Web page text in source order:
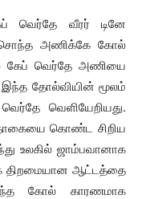
வெர்தே வீரர் டினே
சொந்த அணிக்கே கோல்
கேப் வெர்தே அணியை
தோல்வியின் மூலம்
வெளியேறியது.
கொண்ட சிறிய
உலகில் ஜாம்பவானாக
திறமையான ஆட்டத்தை
கோல் காரணமாக